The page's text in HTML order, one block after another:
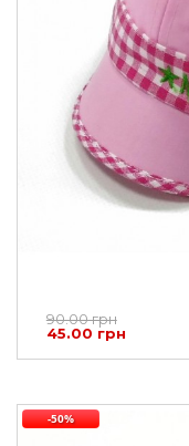
90.00 грн
45.00 грн
-50%